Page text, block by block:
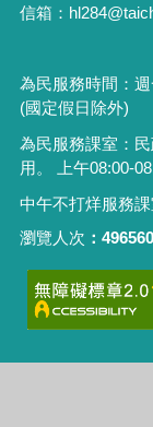
信箱：
為民服務時間：
(國定假日除外)
為民服務課室：
用。 上午08:00-
中午不打烊服務
瀏覽人次
496560